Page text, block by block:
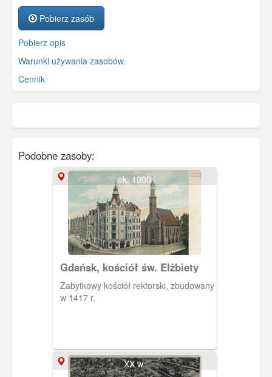
Pobierz zasób
Pobierz opis
Warunki używania zasobów.
Cennik
Podobne zasoby:
ok. 1900
Gdańsk, kościół św. Elżbiety
Zabytkowy kościół rektorski, zbudowany
w 1417 r.
XX w.